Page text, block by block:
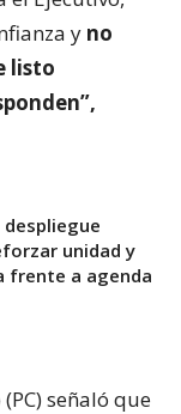
y no
listo
unidad y
frente a agenda
señaló que